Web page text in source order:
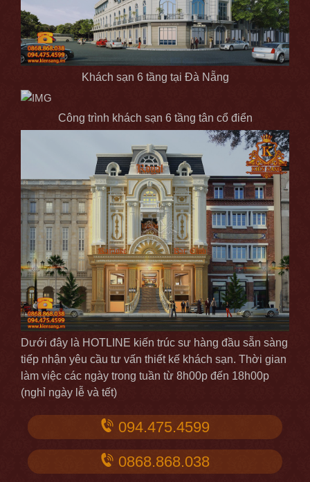
Khách sạn 6 tầng tại Đà Nẵng
Công trình khách sạn 6 tầng tân cổ điển
Dưới đây là HOTLINE kiến trúc sư hàng đầu sẵn sàng
tiếp nhận yêu cầu tư vấn thiết kế khách sạn. Thời gian
làm việc các ngày trong tuần từ 8h00p đến 18h00p
(nghỉ ngày lễ và tết)
094.475.4599
0868.868.038